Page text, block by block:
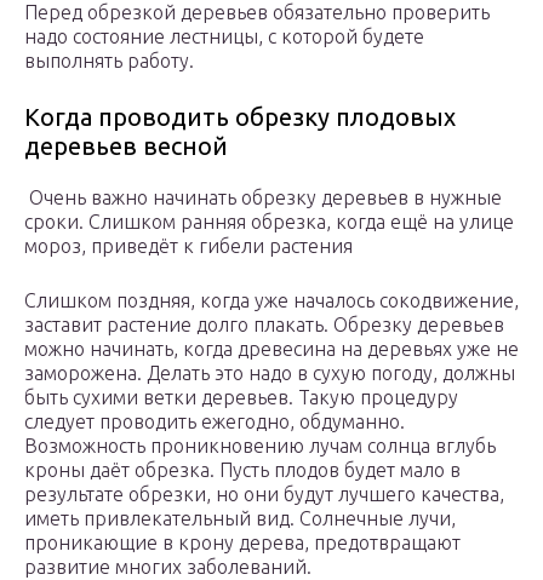
Перед обрезкой деревьев обязательно проверить
надо состояние лестницы, с которой будете
выполнять работу.
Когда проводить обрезку плодовых
деревьев весной
Очень важно начинать обрезку деревьев в нужные
сроки. Слишком ранняя обрезка, когда ещё на улице
мороз, приведёт к гибели растения
Слишком поздняя, когда уже началось сокодвижение,
заставит растение долго плакать. Обрезку деревьев
можно начинать, когда древесина на деревьях уже не
заморожена. Делать это надо в сухую погоду, должны
быть сухими ветки деревьев. Такую процедуру
следует проводить ежегодно, обдуманно.
Возможность проникновению лучам солнца вглубь
кроны даёт обрезка. Пусть плодов будет мало в
результате обрезки, но они будут лучшего качества,
иметь привлекательный вид. Солнечные лучи,
проникающие в крону дерева, предотвращают
развитие многих заболеваний.